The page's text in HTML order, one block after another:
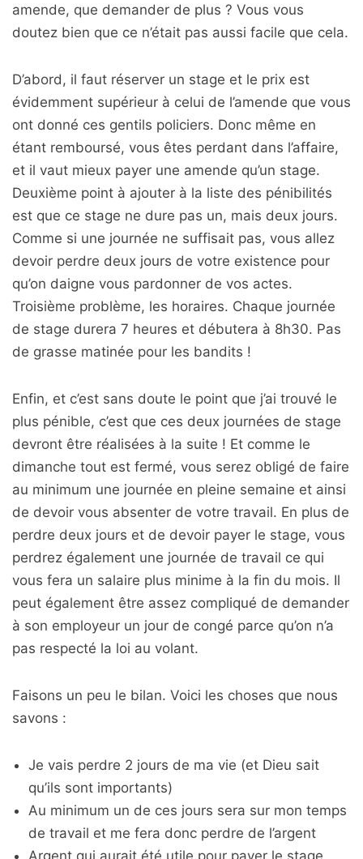
amende, que demander de plus ? Vous vous
doutez bien que ce n’était pas aussi facile que cela.
D’abord, il faut réserver un stage et le prix est
évidemment supérieur à celui de l’amende que vous
ont donné ces gentils policiers. Donc même en
étant remboursé, vous êtes perdant dans l’affaire,
et il vaut mieux payer une amende qu’un stage.
Deuxième point à ajouter à la liste des pénibilités
est que ce stage ne dure pas un, mais deux jours.
Comme si une journée ne suffisait pas, vous allez
devoir perdre deux jours de votre existence pour
qu’on daigne vous pardonner de vos actes.
Troisième problème, les horaires. Chaque journée
de stage durera 7 heures et débutera à 8h30. Pas
de grasse matinée pour les bandits !
Enfin, et c’est sans doute le point que j’ai trouvé le
plus pénible, c’est que ces deux journées de stage
devront être réalisées à la suite ! Et comme le
dimanche tout est fermé, vous serez obligé de faire
au minimum une journée en pleine semaine et ainsi
de devoir vous absenter de votre travail. En plus de
perdre deux jours et de devoir payer le stage, vous
perdrez également une journée de travail ce qui
vous fera un salaire plus minime à la fin du mois. Il
peut également être assez compliqué de demander
à son employeur un jour de congé parce qu’on n’a
pas respecté la loi au volant.
Faisons un peu le bilan. Voici les choses que nous
savons :
Je vais perdre 2 jours de ma vie (et Dieu sait
qu’ils sont importants)
Au minimum un de ces jours sera sur mon temps
de travail et me fera donc perdre de l’argent
Argent qui aurait été utile pour payer le stage